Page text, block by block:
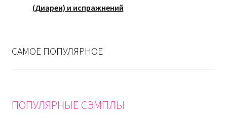
(Диареи) и испражнений
САМОЕ ПОПУЛЯРНОЕ
ПОПУЛЯРНЫЕ СЭМПЛЫ